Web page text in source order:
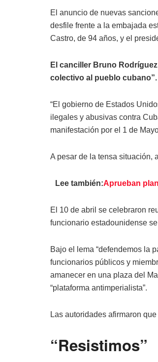
El anuncio de nuevas
desfile frente a la embajada
Castro, de 94 años, y el
El canciller Bruno
colectivo al pueblo cubano”.
“El gobierno de Estados
ilegales y abusivas contra
manifestación por el 1 de
A pesar de la tensa situación,
Lee también:Aprueban
El 10 de abril se celebraron
funcionario estadounidense
Bajo el lema “defendemos la
funcionarios públicos y
amanecer en una plaza del
“plataforma antimperialista”.
Las autoridades afirmaron
“Resistimos”